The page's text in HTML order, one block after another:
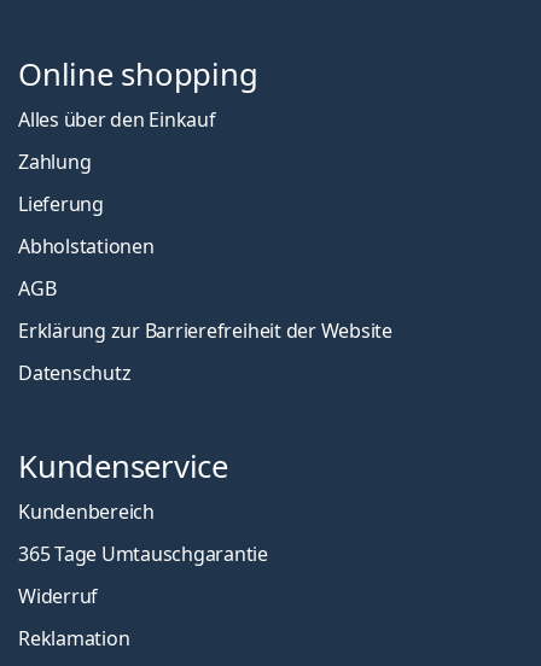
Online shopping
Alles über den Einkauf
Zahlung
Lieferung
Abholstationen
AGB
Erklärung zur Barrierefreiheit der Website
Datenschutz
Kundenservice
Kundenbereich
365 Tage Umtauschgarantie
Widerruf
Reklamation